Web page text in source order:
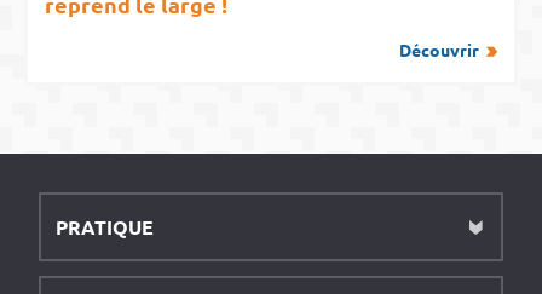
Découvrir
PRATIQUE